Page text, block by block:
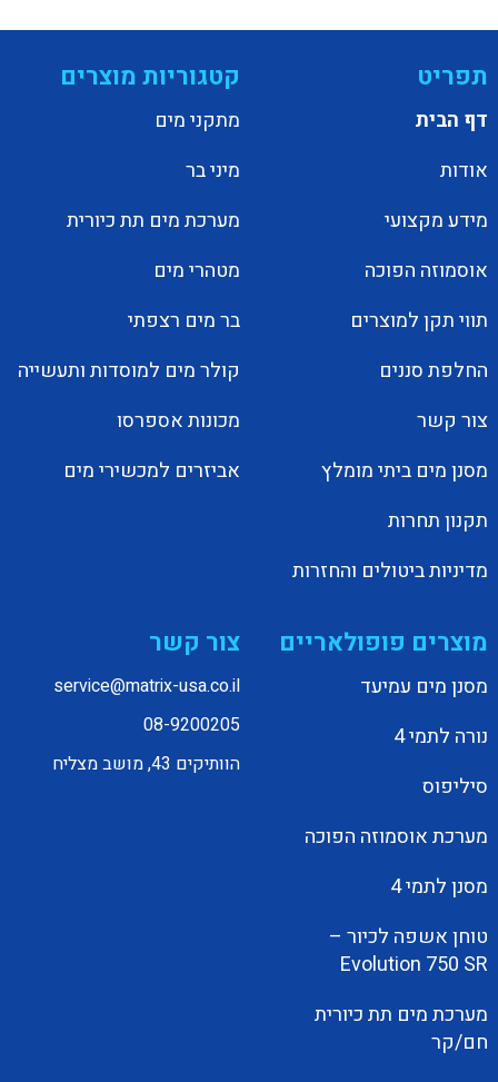
תפריט
דף הבית
אודות
מידע מקצועי
אוסמוזה הפוכה
תווי תקן למוצרים
החלפת סננים
צור קשר
מסנן מים ביתי מומלץ
תקנון תחרות
מדיניות ביטולים והחזרות
קטגוריות מוצרים
מתקני מים
מיני בר
מערכת מים תת כיורית
מטהרי מים
בר מים רצפתי
קולר מים למוסדות ותעשייה
מכונות אספרסו
אביזרים למכשירי מים
מוצרים פופולאריים
מסנן מים עמיעד
נורה לתמי 4
סיליפוס
מערכת אוסמוזה הפוכה
מסנן לתמי 4
טוחן אשפה לכיור –
Evolution 750 SR
מערכת מים תת כיורית
חם/קר
צור קשר
service@matrix-usa.co.il
08-9200205
הוותיקים 43, מושב מצליח